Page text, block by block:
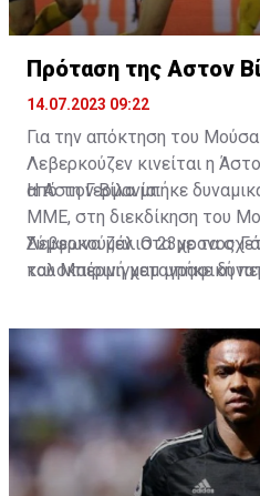
Πρόταση της Αστον
14.07.2023 09:22
Για την απόκτηση του
Λεβερκούζεν κινείται η
από τη Γερμανία.
Η Αστον Βίλα μπήκε
ΜΜΕ, στη διεκδίκηση του
Λεβερκούζεν. Ο 23χρονος
καλοκαιρινή μεταγραφική
Σύμφωνα μάλιστα με τα
του Μπέρμιγχαμ μπήκε
πρόταση, με τον ίδιο τον
τους «χωριάτες» για
συνεργασίας.